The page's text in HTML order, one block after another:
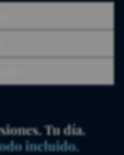
Tu día.
incluido.